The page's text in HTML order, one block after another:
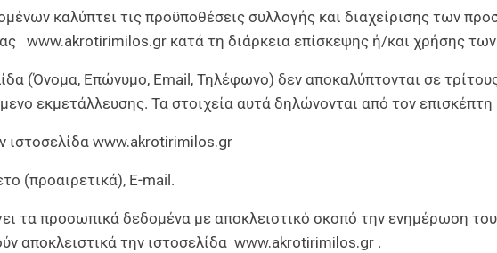
καλύπτει τις προϋποθέσεις συλλογής και διαχείρισης των
www.akrotirimilos.gr κατά τη διάρκεια επίσκεψης ή/και χρήσης
(Όνομα, Επώνυμο, Email, Τηλέφωνο) δεν αποκαλύπτονται σε
εκμετάλλευσης. Τα στοιχεία αυτά δηλώνονται από τον
ιστοσελίδα www.akrotirimilos.gr
(προαιρετικά), E-mail.
τα προσωπικά δεδομένα με αποκλειστικό σκοπό την ενημέρωση
αποκλειστικά την ιστοσελίδα www.akrotirimilos.gr .